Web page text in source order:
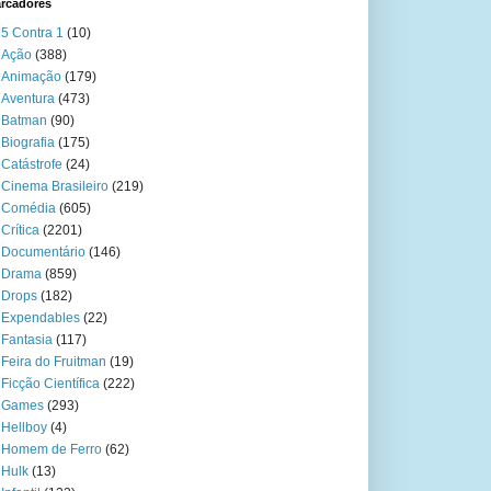
5 Contra 1 (10)
Ação (388)
Animação (179)
Aventura (473)
Batman (90)
Biografia (175)
Catástrofe (24)
Cinema Brasileiro (219)
Comédia (605)
Crítica (2201)
Documentário (146)
Drama (859)
Drops (182)
Expendables (22)
Fantasia (117)
Feira do Fruitman (19)
Ficção Científica (222)
Games (293)
Hellboy (4)
Homem de Ferro (62)
Hulk (13)